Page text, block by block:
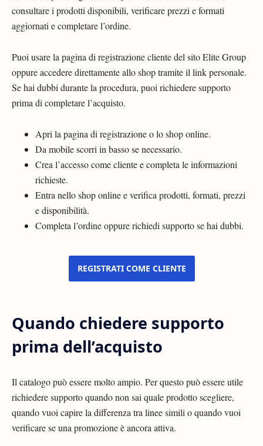
consultare i prodotti disponibili, verificare prezzi e formati
aggiornati e completare l’ordine.
Puoi usare la pagina di registrazione cliente del sito Elite Group
oppure accedere direttamente allo shop tramite il link personale.
Se hai dubbi durante la procedura, puoi richiedere supporto
prima di completare l’acquisto.
Apri la pagina di registrazione o lo shop online.
Da mobile scorri in basso se necessario.
Crea l’accesso come cliente e completa le informazioni
richieste.
Entra nello shop online e verifica prodotti, formati, prezzi
e disponibilità.
Completa l’ordine oppure richiedi supporto se hai dubbi.
REGISTRATI COME CLIENTE
Quando chiedere supporto
prima dell’acquisto
Il catalogo può essere molto ampio. Per questo può essere utile
richiedere supporto quando non sai quale prodotto scegliere,
quando vuoi capire la differenza tra linee simili o quando vuoi
verificare se una promozione è ancora attiva.